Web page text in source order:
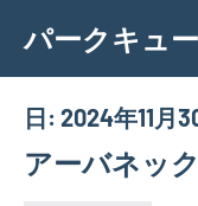
content
パークキュ
日: 2024年11月
アーバネッ